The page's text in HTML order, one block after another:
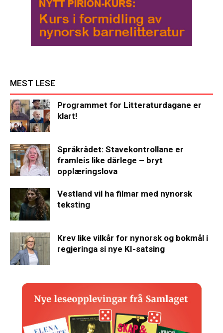
MEST LESE
Programmet for Litteraturdagane er
klart!
Språkrådet: Stavekontrollane er
framleis like dårlege – bryt
opplæringslova
Vestland vil ha filmar med nynorsk
teksting
Krev like vilkår for nynorsk og bokmål i
regjeringa si nye KI-satsing